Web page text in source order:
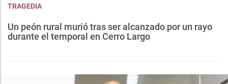
TRAGEDIA
Un peón rural murió tras ser alcanzado por un rayo
durante el temporal en Cerro Largo